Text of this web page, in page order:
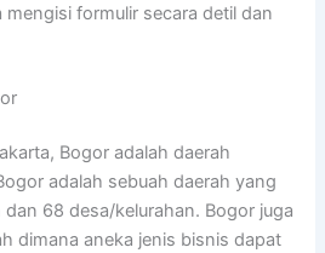
mengisi formulir secara detil dan
Bogor adalah daerah
adalah sebuah daerah yang
68 desa/kelurahan. Bogor juga
dimana aneka jenis bisnis dapat